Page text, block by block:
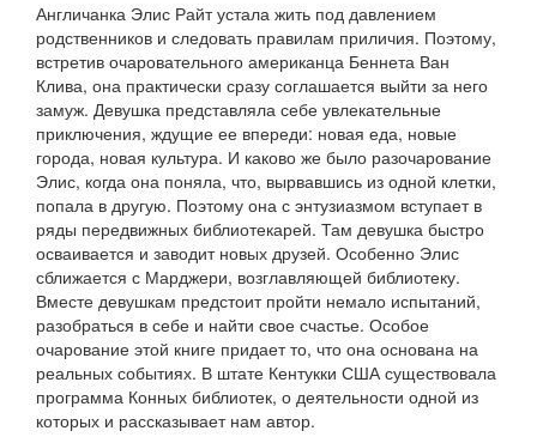
Англичанка Элис Райт устала жить под давлением
родственников и следовать правилам приличия. Поэтому,
встретив очаровательного американца Беннета Ван
Клива, она практически сразу соглашается выйти за него
замуж. Девушка представляла себе увлекательные
приключения, ждущие ее впереди: новая еда, новые
города, новая культура. И каково же было разочарование
Элис, когда она поняла, что, вырвавшись из одной клетки,
попала в другую. Поэтому она с энтузиазмом вступает в
ряды передвижных библиотекарей. Там девушка быстро
осваивается и заводит новых друзей. Особенно Элис
сближается с Марджери, возглавляющей библиотеку.
Вместе девушкам предстоит пройти немало испытаний,
разобраться в себе и найти свое счастье. Особое
очарование этой книге придает то, что она основана на
реальных событиях. В штате Кентукки США существовала
программа Конных библиотек, о деятельности одной из
которых и рассказывает нам автор.